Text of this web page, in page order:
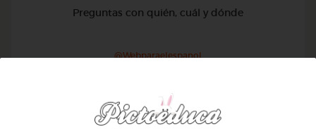
Preguntas con quién, cuál y dónde
@Webparaelespanol